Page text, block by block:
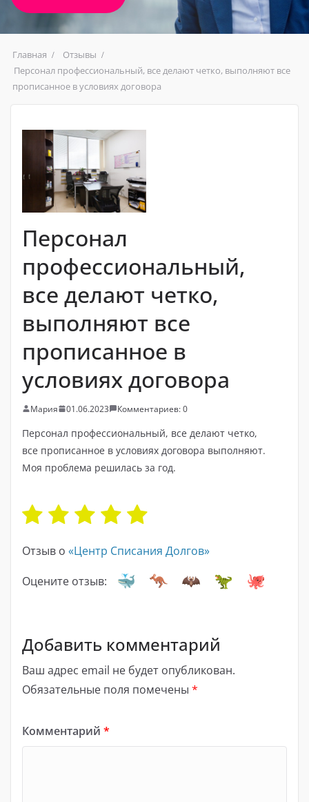
Главная
Отзывы
Персонал профессиональный, все делают четко, выполняют все
прописанное в условиях договора
Персонал
профессиональный,
все делают четко,
выполняют все
прописанное в
условиях договора
Мария 01.06.2023 Комментариев: 0
Персонал профессиональный, все делают четко,
все прописанное в условиях договора выполняют.
Моя проблема решилась за год.
Отзыв о «Центр Списания Долгов»
Оцените отзыв:
Добавить комментарий
Ваш адрес email не будет опубликован.
Обязательные поля помечены *
Комментарий *